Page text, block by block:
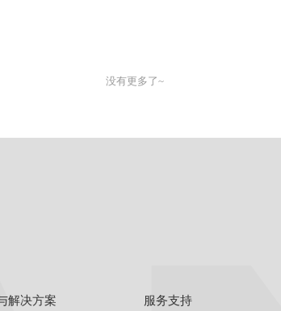
没有更多了~
解决方案 服务支持